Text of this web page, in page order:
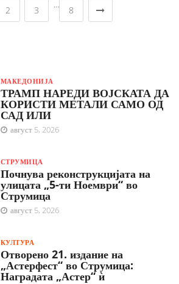
2 3
…
8
МАКЕДОНИЈА
ТРАМП НАРЕДИ ВОЈСКАТА ДА
КОРИСТИ МЕТАЛИ САМО ОД
САД ИЛИ
август 5, 2026
СТРУМИЦА
Почнува реконструкцијата на
улицата „5-ти Ноември“ во
Струмица
август 5, 2026
КУЛТУРА
Отворено 21. издание на
„Астерфест“ во Струмица:
Наградата „Астер“ ѝ